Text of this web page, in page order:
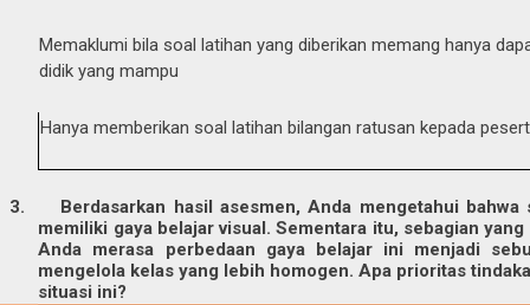
Memaklumi bila soal latihan yang diberikan memang hanya
didik yang mampu
Hanya memberikan soal latihan bilangan ratusan kepada
3.
Berdasarkan hasil asesmen, Anda mengetahui
memiliki gaya belajar visual. Sementara itu, sebagian
Anda merasa perbedaan gaya belajar ini menjadi
mengelola kelas yang lebih homogen. Apa prioritas
situasi ini?